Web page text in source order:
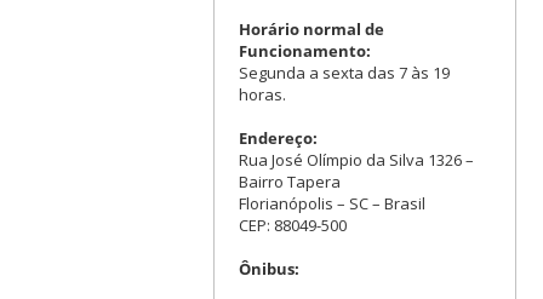
Horário normal de
Funcionamento:
Segunda a sexta das 7 às 19
horas.
Endereço:
Rua José Olímpio da Silva 1326 –
Bairro Tapera
Florianópolis – SC – Brasil
CEP: 88049-500
Ônibus: